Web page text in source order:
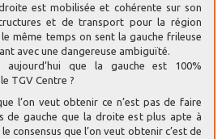
est mobilisée et cohérente sur son
et de transport pour la région
même temps on sent la gauche frileuse
avec une dangereuse ambiguïté.
que la gauche est 100%
TGV Centre ?
l’on veut obtenir ce n’est pas de faire
de gauche que la droite est plus apte à
consensus que l’on veut obtenir c’est de